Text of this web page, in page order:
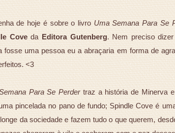
de hoje é sobre o livro Uma Semana Para Se
Coveda Editora Gutenberg. Nem preciso
fosse uma pessoa eu a abraçaria em forma de
<3
Para Se Perdertraz a história de Minerva
pincelada no pano de fundo; Spindle Cove é
da sociedade e fazem tudo o que querem,